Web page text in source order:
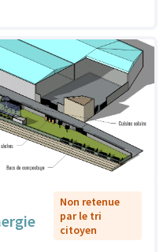
Non retenue
par le tri
citoyen